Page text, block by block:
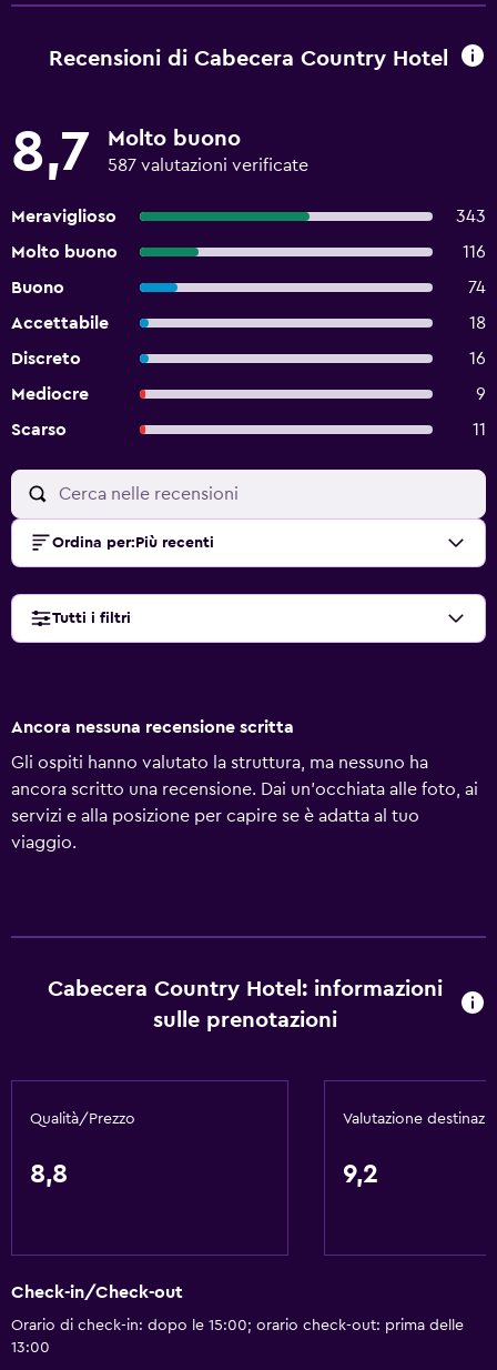
Recensioni di Cabecera Country Hotel
8,7 Molto buono
587 valutazioni verificate
Meraviglioso
343
Molto buono
116
Buono
74
Accettabile
18
Discreto
16
Mediocre
9
Scarso
11
Ordina per: Più recenti
Tutti i filtri
Ancora nessuna recensione scritta
Gli ospiti hanno valutato la struttura, ma nessuno ha
ancora scritto una recensione. Dai un'occhiata alle foto, ai
servizi e alla posizione per capire se è adatta al tuo
viaggio.
Cabecera Country Hotel: informazioni
sulle prenotazioni
Qualità/Prezzo
8,8
Valutazione
9,2
Check-in/Check-out
Orario di check-in: dopo le 15:00; orario check-out: prima delle
13:00